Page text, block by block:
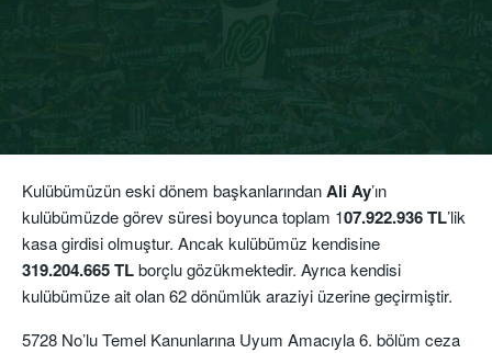
Kulübümüzün eski dönem başkanlarındanAli Ay’ın
kulübümüzde görev süresi boyunca toplam 107.922.936 TL’lik
kasa girdisi olmuştur. Ancak kulübümüz kendisine
319.204.665 TLborçlu gözükmektedir. Ayrıca kendisi
kulübümüze ait olan 62 dönümlük araziyi üzerine geçirmiştir.
5728 No’lu Temel Kanunlarına Uyum Amacıyla 6. bölüm ceza